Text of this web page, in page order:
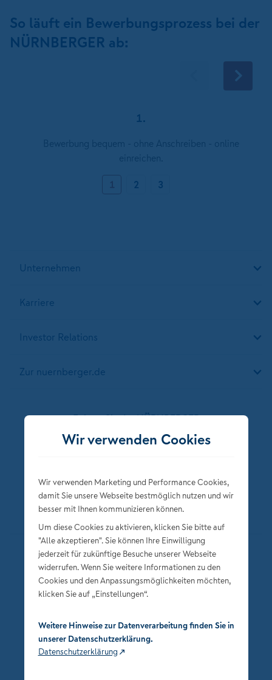
So läuft ein Bewerbungsprozess bei der
NÜRNBERGER ab:
1.
1
2 3
Unternehmen
Karriere
Investor Relations
Zur nuernberger.de
Folgen Sie der NÜRNBERGER
Datenschutz
Impressum
Privatsphäre-Einstellungen
Wir verwenden Cookies
Wir verwenden Marketing und Performance Cookies,
damit Sie unsere Webseite bestmöglich nutzen und wir
besser mit Ihnen kommunizieren können.
Um diese Cookies zu aktivieren, klicken Sie bitte auf
"Alle akzeptieren". Sie können Ihre Einwilligung
jederzeit für zukünftige Besuche unserer Webseite
widerrufen. Wenn Sie weitere Informationen zu den
Cookies und den Anpassungsmöglichkeiten möchten,
klicken Sie auf „Einstellungen“.
Weitere Hinweise zur Datenverarbeitung finden Sie in
unserer Datenschutzerklärung.
Datenschutzerklärung